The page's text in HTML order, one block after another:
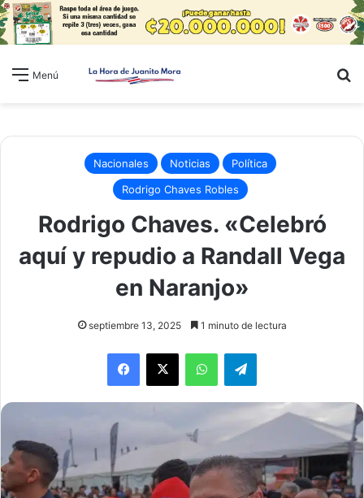
Menú
Nacionales Noticias
Política
Rodrigo Chaves Robles
Rodrigo Chaves. «Celebró
aquí y repudio a Randall Vega
en Naranjo»
septiembre 13, 2025 1 minuto de lectura
WhatsAppTelegram